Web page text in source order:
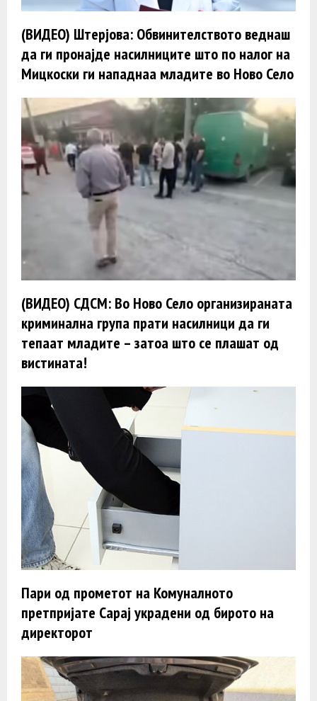
(ВИДЕО) Штерјова: Обвинителството веднаш
да ги пронајде насилниците што по налог на
Мицкоски ги нападнаа младите во Ново Село
(ВИДЕО) СДСМ: Во Ново Село организираната
криминална група прати насилници да ги
тепаат младите – затоа што се плашат од
вистината!
Пари од прометот на Комуналното
претпријате Сарај украдени од бирото на
директорот